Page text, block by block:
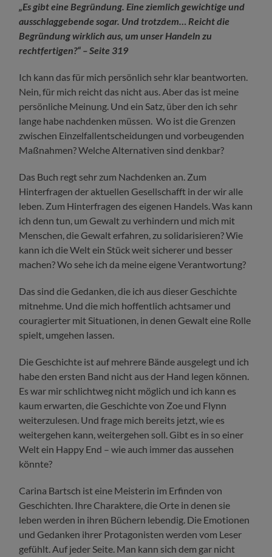
„Es gibt eine Begründung. Eine ziemlich gewichtige und
ausschlaggebende sogar. Und trotzdem… Reicht die
Begründung wirklich aus, um unser Handeln zu
rechtfertigen?“ – Seite 319
Ich kann das für mich persönlich sehr klar beantworten.
Nein, für mich reicht das nicht aus. Aber das ist meine
persönliche Meinung. Und ein Satz, über den ich sehr
lange habe nachdenken müssen. Wo ist die Grenzen
zwischen Einzelfallentscheidungen und vorbeugenden
Maßnahmen? Welche Alternativen sind denkbar?
Das Buch regt sehr zum Nachdenken an. Zum
Hinterfragen der aktuellen Gesellschafft in der wir alle
leben. Zum Hinterfragen des eigenen Handels. Was kann
ich denn tun, um Gewalt zu verhindern und mich mit
Menschen, die Gewalt erfahren, zu solidarisieren? Wie
kann ich die Welt ein Stück weit sicherer und besser
machen? Wo sehe ich da meine eigene Verantwortung?
Das sind die Gedanken, die ich aus dieser Geschichte
mitnehme. Und die mich hoffentlich achtsamer und
couragierter mit Situationen, in denen Gewalt eine Rolle
spielt, umgehen lassen.
Die Geschichte ist auf mehrere Bände ausgelegt und ich
habe den ersten Band nicht aus der Hand legen können.
Es war mir schlichtweg nicht möglich und ich kann es
kaum erwarten, die Geschichte von Zoe und Flynn
weiterzulesen. Und frage mich bereits jetzt, wie es
weitergehen kann, weitergehen soll. Gibt es in so einer
Welt ein Happy End – wie auch immer das aussehen
könnte?
Carina Bartsch ist eine Meisterin im Erfinden von
Geschichten. Ihre Charaktere, die Orte in denen sie
leben werden in ihren Büchern lebendig. Die Emotionen
und Gedanken ihrer Protagonisten werden vom Leser
gefühlt. Auf jeder Seite. Man kann sich dem gar nicht